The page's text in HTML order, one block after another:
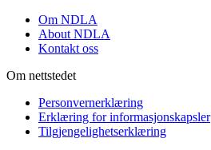
Om NDLA
About NDLA
Kontakt oss
Om nettstedet
Personvernerklæring
Erklæring for informasjonskapsler
Tilgjengelighetserklæring